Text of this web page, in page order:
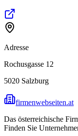
Adresse
Rochusgasse 12
5020 Salzburg
firmenwebseiten.at
Das österreichische
Finden Sie